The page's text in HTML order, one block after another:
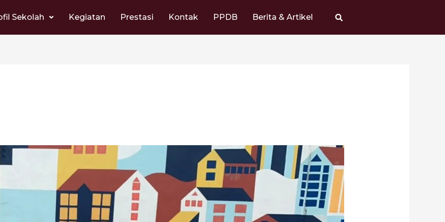
Sekolah Kegiatan Prestasi Kontak PPDB Berita & Artikel